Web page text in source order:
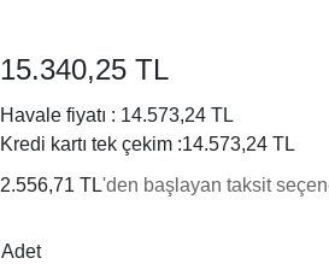
15.340,25 TL
Havale fiyatı : 14.573,24 TL
Kredi kartı tek çekim :14.573,24 TL
2.556,71 TL'den başlayan taksit
Adet